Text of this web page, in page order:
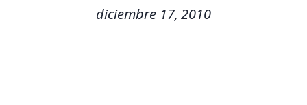
diciembre 17, 2010